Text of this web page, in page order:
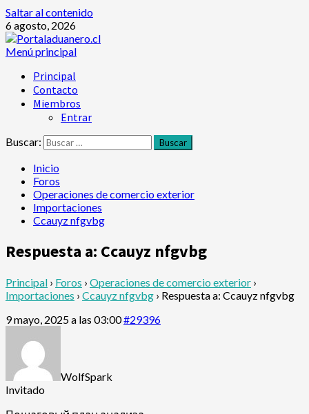
Saltar al contenido
6 agosto, 2026
Menú principal
Principal
Contacto
Miembros
Entrar
Buscar:
Inicio
Foros
Operaciones de comercio exterior
Importaciones
Ccauyz nfgvbg
Respuesta a: Ccauyz nfgvbg
Principal › Foros › Operaciones de comercio exterior ›
Importaciones › Ccauyz nfgvbg › Respuesta a: Ccauyz nfgvbg
9 mayo, 2025 a las 03:00#29396
WolfSpark
Invitado